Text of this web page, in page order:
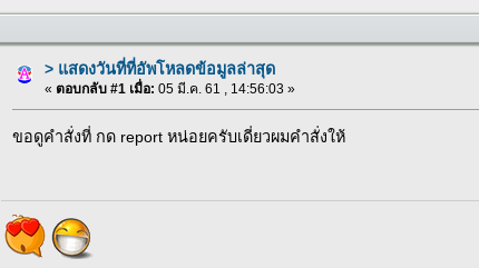
> แสดงวันที่ที่อัพโหลดข้อมูลล่าสุด
« ตอบกลับ #1 เมื่อ: 05 มี.ค. 61 , 14:56:03 »
ขอดูคำสั่งที่ กด report หน่อยครับเดี่ยวผมคำสั่งให้